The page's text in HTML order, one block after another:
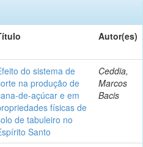
Autor(es)
do sistema de
na produção de
de-açúcar e em
físicas de
de tabuleiro no
Santo
Ceddia,
Marcos
Bacis